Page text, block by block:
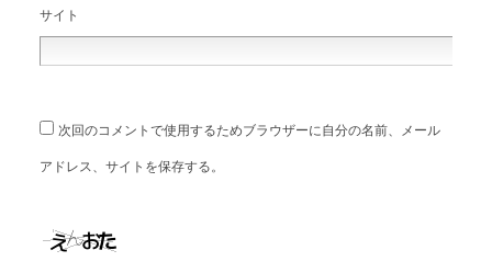
サイト
次回のコメントで使用するためブラウザーに自分の名前、メール
アドレス、サイトを保存する。